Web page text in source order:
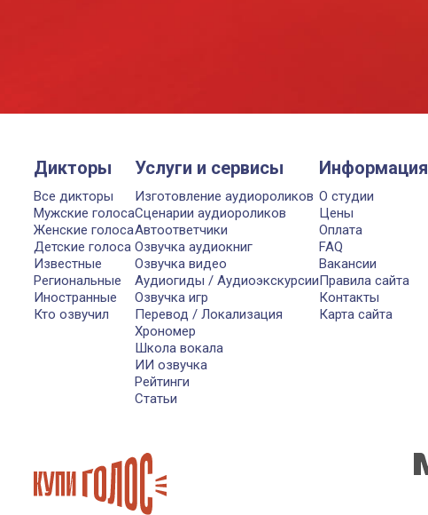
Дикторы
Все дикторы
Мужские голоса
Женские голоса
Детские голоса
Известные
Региональные
Иностранные
Кто озвучил
Услуги и сервисы
Изготовление аудиороликов
Сценарии аудиороликов
Автоответчики
Озвучка аудиокниг
Озвучка видео
Аудиогиды / Аудиоэкскурсии
Озвучка игр
Перевод / Локализация
Хрономер
Школа вокала
ИИ озвучка
Рейтинги
Статьи
Информация
О студии
Цены
Оплата
FAQ
Вакансии
Правила сайта
Контакты
Карта сайта